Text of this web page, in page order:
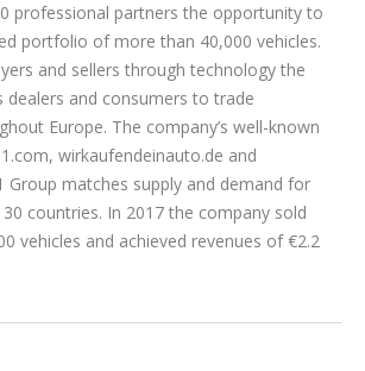
professional partners the opportunity to
portfolio of more than 40,000 vehicles.
and sellers through technology the
dealers and consumers to trade
Europe. The company’s well-known
wirkaufendeinauto.de and
Group matches supply and demand for
countries. In 2017 the company sold
vehicles and achieved revenues of €2.2